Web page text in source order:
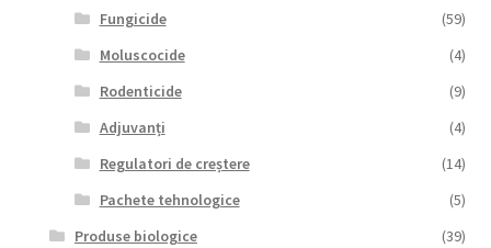
Fungicide
(59)
Moluscocide
(4)
Rodenticide
(9)
Adjuvanți
(4)
Regulatori de creștere
(14)
Pachete tehnologice
(5)
Produse biologice
(39)